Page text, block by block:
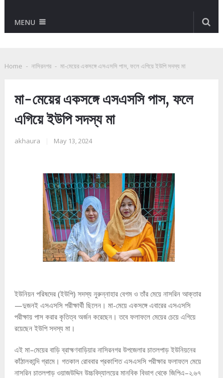
MENU
Home - নাসিরনগর - মা-মেয়ের একসঙ্গে এসএসসি পাস, ফলে এগিয়ে ইউপি সদস্য মা
মা-মেয়ের একসঙ্গে এসএসসি পাস, ফলে
এগিয়ে ইউপি সদস্য মা
akhaura May 13, 2024
ইউনিয়ন পরিষদের (ইউপি) সদস্য নুরুন্নাহার বেগম ও তাঁর মেয়ে নাসরিন আক্তার
—দুজনই এসএসসি পরীক্ষার্থী ছিলেন। মা-মেয়ে একসঙ্গে এবারের এসএসসি
পরীক্ষায় পাস করার কৃতিত্ব অর্জন করেছেন। তবে ফলাফলে মেয়ের চেয়ে এগিয়ে
রয়েছেন ইউপি সদস্য মা।
এই মা–মেয়ের বাড়ি ব্রাহ্মণবাড়িয়ার নাসিরনগর উপজেলার চাতলপাড় ইউনিয়নের
কাঁঠালকান্দি গ্রামে। গতকাল রোববার প্রকাশিত এসএসসি পরীক্ষার ফলাফলে মেয়ে
নাসরিন চাতলপাড় ওয়াজউদ্দিন উচ্চবিদ্যালয়ের মানবিক বিভাগ থেকে জিপিএ–২.৬৭